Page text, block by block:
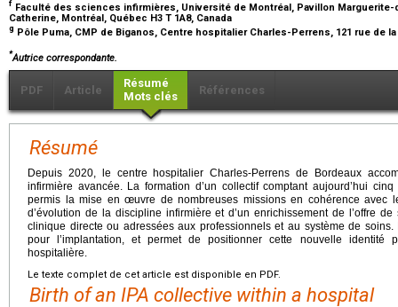
f Faculté des sciences infirmières, Université de Montréal, Pavillon Marguerite-
Catherine, Montréal, Québec H3 T 1A8, Canada
g Pôle Puma, CMP de Biganos, Centre hospitalier Charles-Perrens, 121 rue de
*Autrice correspondante.
PDF Article
Résumé
Mots clés
Références
Résumé
Depuis 2020, le centre hospitalier Charles-Perrens de Bordeaux
infirmière avancée. La formation d’un collectif comptant aujourd’hui
permis la mise en œuvre de nombreuses missions en cohérence avec
d’évolution de la discipline infirmière et d’un enrichissement de l’offre
clinique directe ou adressées aux professionnels et au système de
pour l’implantation, et permet de positionner cette nouvelle identité
hospitalière.
Le texte complet de cet article est disponible en PDF.
Birth of an IPA collective within a hospital